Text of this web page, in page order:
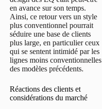
en avance sur son temps.
Ainsi, ce retour vers un style
plus conventionnel pourrait
séduire une base de clients
plus large, en particulier ceux
qui se sentent intimidé par les
lignes moins conventionnelles
des modèles précédents.
Réactions des clients et
considérations du marché